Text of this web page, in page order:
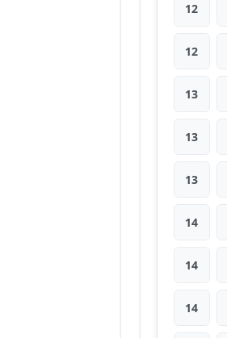
12
12
13
13
13
14
14
14